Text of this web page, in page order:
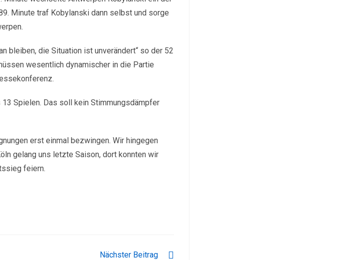
Minute traf Kobylanski dann selbst und sorge
bleiben, die Situation ist unverändert“ so der 52
wesentlich dynamischer in die Partie
Spielen. Das soll kein Stimmungsdämpfer
erst einmal bezwingen. Wir hingegen
gelang uns letzte Saison, dort konnten wir
feiern.
Nächster Beitrag